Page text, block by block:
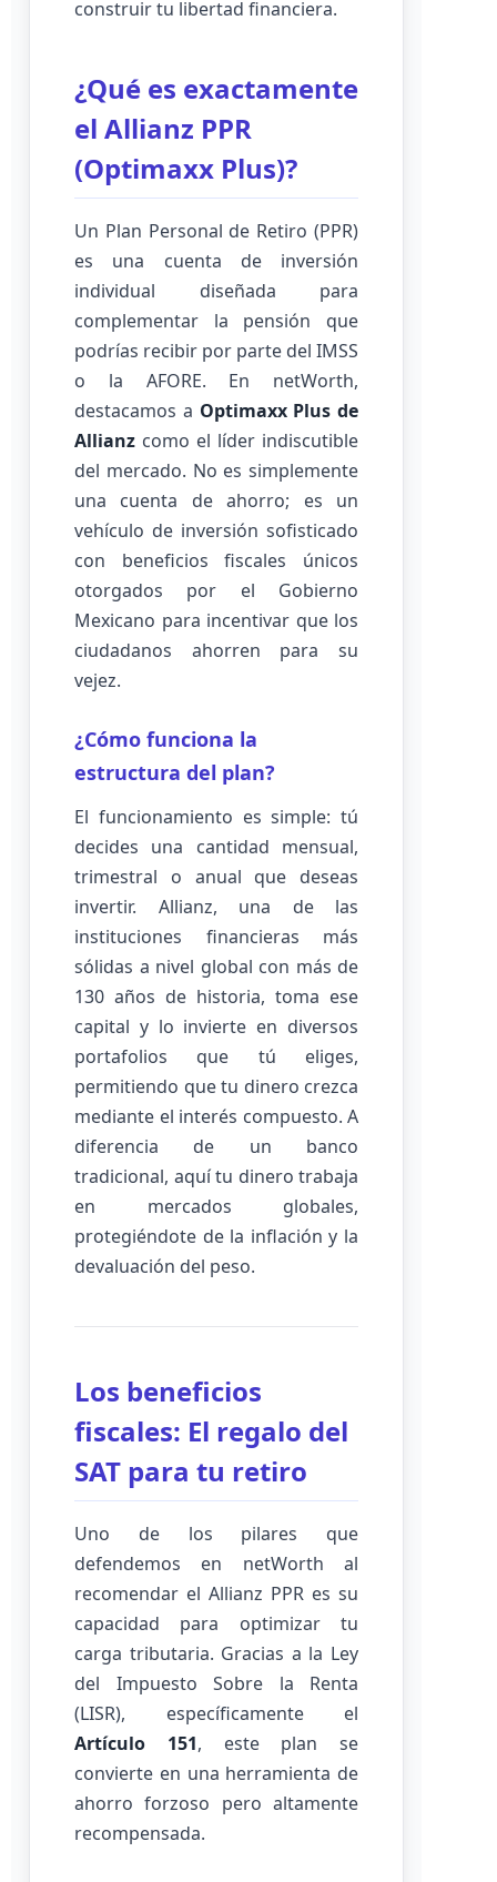
construir tu libertad financiera.
¿Qué es exactamente
el Allianz PPR
(Optimaxx Plus)?
Un Plan Personal de Retiro (PPR)
es una cuenta de inversión
individual diseñada para
complementar la pensión que
podrías recibir por parte del IMSS
o la AFORE. En netWorth,
destacamos a Optimaxx Plus de
Allianz como el líder indiscutible
del mercado. No es simplemente
una cuenta de ahorro; es un
vehículo de inversión sofisticado
con beneficios fiscales únicos
otorgados por el Gobierno
Mexicano para incentivar que los
ciudadanos ahorren para su
vejez.
¿Cómo funciona la
estructura del plan?
El funcionamiento es simple: tú
decides una cantidad mensual,
trimestral o anual que deseas
invertir. Allianz, una de las
instituciones financieras más
sólidas a nivel global con más de
130 años de historia, toma ese
capital y lo invierte en diversos
portafolios que tú eliges,
permitiendo que tu dinero crezca
mediante el interés compuesto. A
diferencia de un banco
tradicional, aquí tu dinero trabaja
en mercados globales,
protegiéndote de la inflación y la
devaluación del peso.
Los beneficios
fiscales: El regalo del
SAT para tu retiro
Uno de los pilares que
defendemos en netWorth al
recomendar el Allianz PPR es su
capacidad para optimizar tu
carga tributaria. Gracias a la Ley
del Impuesto Sobre la Renta
(LISR), específicamente el
Artículo 151, este plan se
convierte en una herramienta de
ahorro forzoso pero altamente
recompensada.